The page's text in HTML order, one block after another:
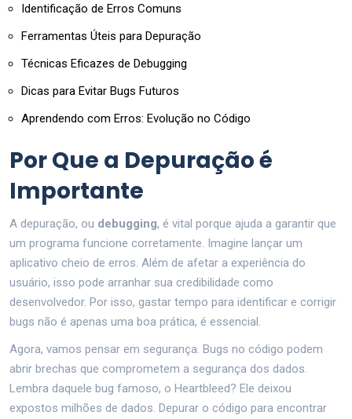
Identificação de Erros Comuns
Ferramentas Úteis para Depuração
Técnicas Eficazes de Debugging
Dicas para Evitar Bugs Futuros
Aprendendo com Erros: Evolução no Código
Por Que a Depuração é
Importante
A depuração, ou debugging, é vital porque ajuda a garantir que
um programa funcione corretamente. Imagine lançar um
aplicativo cheio de erros. Além de afetar a experiência do
usuário, isso pode arranhar sua credibilidade como
desenvolvedor. Por isso, gastar tempo para identificar e corrigir
bugs não é apenas uma boa prática, é essencial.
Agora, vamos pensar em segurança. Bugs no código podem
abrir brechas que comprometem a segurança dos dados.
Lembra daquele bug famoso, o Heartbleed? Ele deixou
expostos milhões de dados. Depurar o código para encontrar